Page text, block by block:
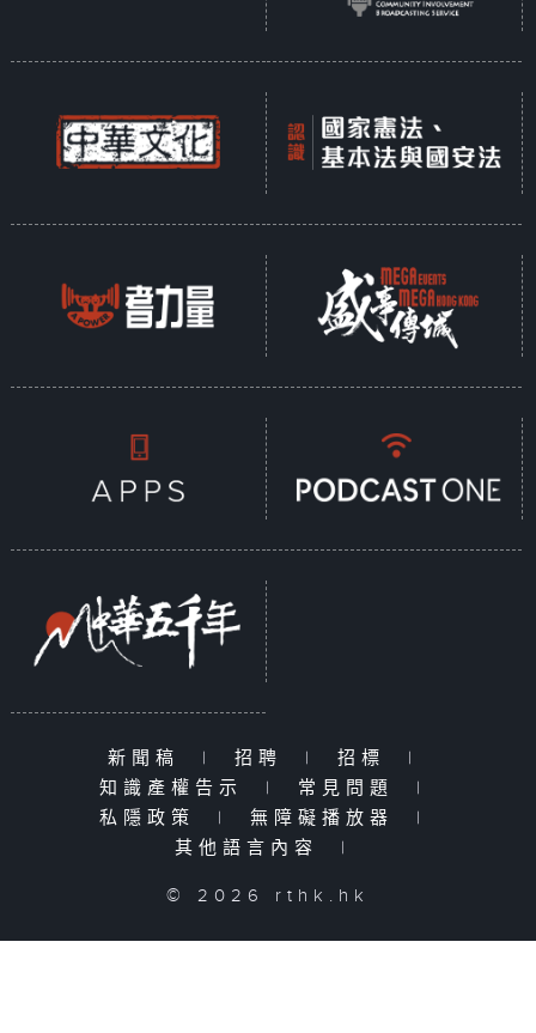
新聞稿 | 招聘 | 招標
|
知識產權告示
| 常見問題
|
私隱政策
| 無障礙播放器
|
其他語言內容
|
© 2026 rthk.hk